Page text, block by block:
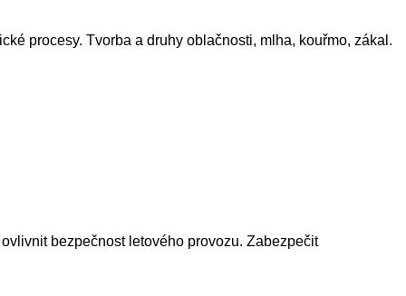
procesy. Tvorba a druhy oblačnosti, mlha, kouřmo, zákal.
bezpečnost letového provozu. Zabezpečit